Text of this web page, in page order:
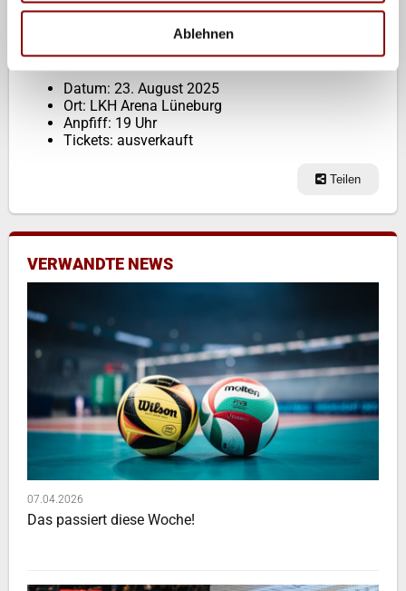
Ablehnen
Länderspiel Deutschland vs. Belgien
Datum: 23. August 2025
Ort: LKH Arena Lüneburg
Anpfiff: 19 Uhr
Tickets: ausverkauft
Teilen
VERWANDTE NEWS
07.04.2026
Das passiert diese Woche!